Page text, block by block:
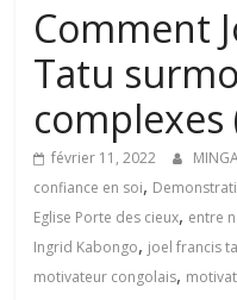
Comment
Tatu
complexes
février 11, 2022
confiance en soi,
Eglise Porte des cieux, entre
Ingrid Kabongo, joel francis
motivateur congolais,